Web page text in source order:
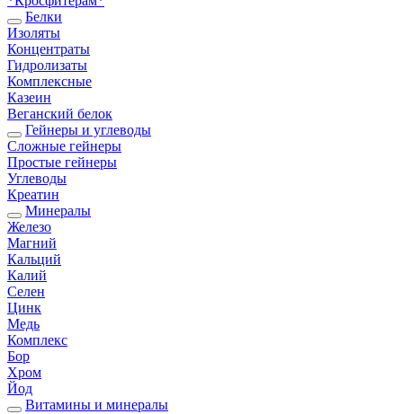
Белки
Изоляты
Концентраты
Гидролизаты
Комплексные
Казеин
Веганский белок
Гейнеры и углеводы
Сложные гейнеры
Простые гейнеры
Углеводы
Креатин
Минералы
Железо
Магний
Кальций
Калий
Селен
Цинк
Медь
Комплекс
Бор
Хром
Йод
Витамины и минералы